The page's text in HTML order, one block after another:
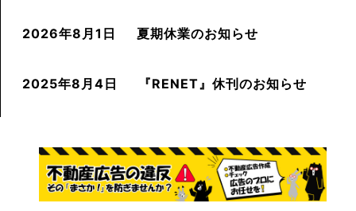
2026年8月1日 夏期休業のお知らせ
2025年8月4日 『RENET』休刊のお知らせ